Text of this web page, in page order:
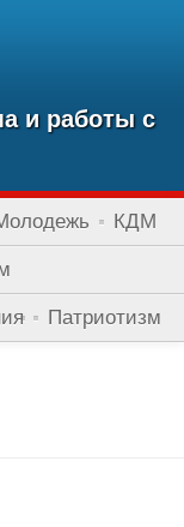
и работы с
КДМ
Патриотизм